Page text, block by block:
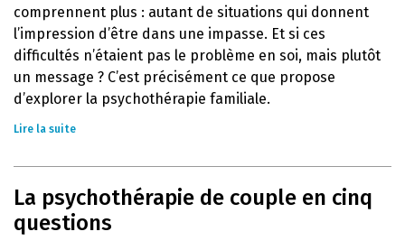
comprennent plus : autant de situations qui donnent
l’impression d’être dans une impasse. Et si ces
difficultés n’étaient pas le problème en soi, mais plutôt
un message ? C’est précisément ce que propose
d’explorer la psychothérapie familiale.
Lire la suite
La psychothérapie de couple en cinq
questions